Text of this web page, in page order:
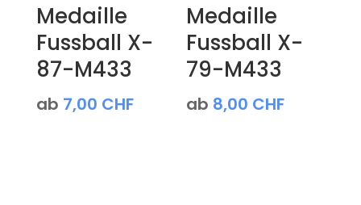
Medaille
Fussball X-
87-M433
ab 7,00 CHF
Medaille
Fussball X-
79-M433
ab 8,00 CHF